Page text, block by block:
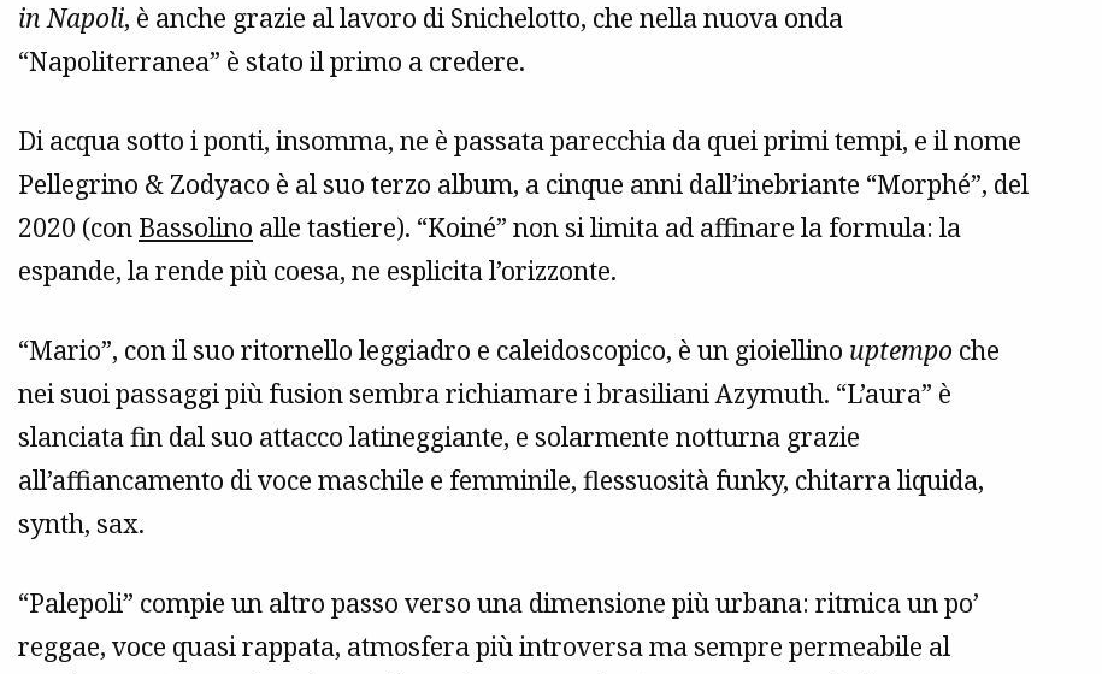
in Napoli, è anche grazie al lavoro di Snichelotto, che nella nuova onda
“Napoliterranea” è stato il primo a credere.
Di acqua sotto i ponti, insomma, ne è passata parecchia da quei primi tempi, e il nome
Pellegrino & Zodyaco è al suo terzo album, a cinque anni dall’inebriante “Morphé”, del
2020 (con Bassolino alle tastiere). “Koiné” non si limita ad affinare la formula: la
espande, la rende più coesa, ne esplicita l’orizzonte.
“Mario”, con il suo ritornello leggiadro e caleidoscopico, è un gioiellino uptempo che
nei suoi passaggi più fusion sembra richiamare i brasiliani Azymuth. “L’aura” è
slanciata fin dal suo attacco latineggiante, e solarmente notturna grazie
all’affiancamento di voce maschile e femminile, flessuosità funky, chitarra liquida,
synth, sax.
“Palepoli” compie un altro passo verso una dimensione più urbana: ritmica un po’
reggae, voce quasi rappata, atmosfera più introversa ma sempre permeabile al